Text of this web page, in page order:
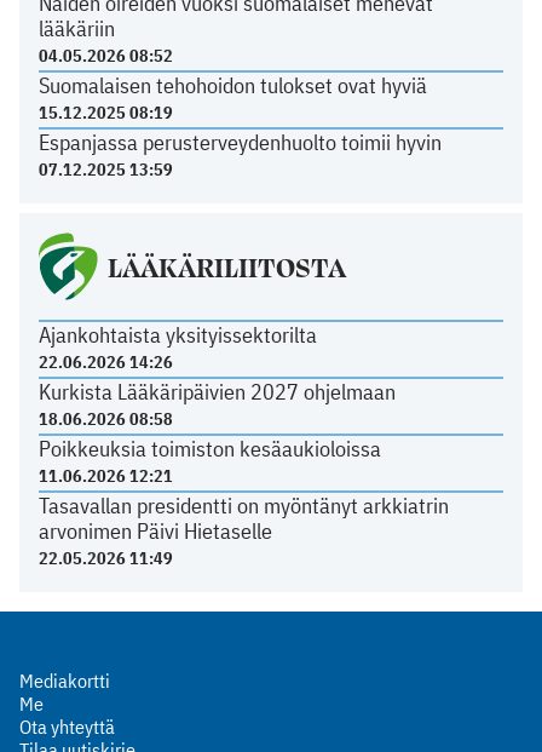
lääkäriin
04.05.2026 08:52
Suomalaisen tehohoidon tulokset ovat hyviä
15.12.2025 08:19
Espanjassa perusterveydenhuolto toimii hyvin
07.12.2025 13:59
LÄÄKÄRILIITOSTA
Ajankohtaista yksityissektorilta
22.06.2026 14:26
Kurkista Lääkäripäivien 2027 ohjelmaan
18.06.2026 08:58
Poikkeuksia toimiston kesäaukioloissa
11.06.2026 12:21
Tasavallan presidentti on myöntänyt arkkiatrin
arvonimen Päivi Hietaselle
22.05.2026 11:49
Mediakortti
Me
Ota yhteyttä